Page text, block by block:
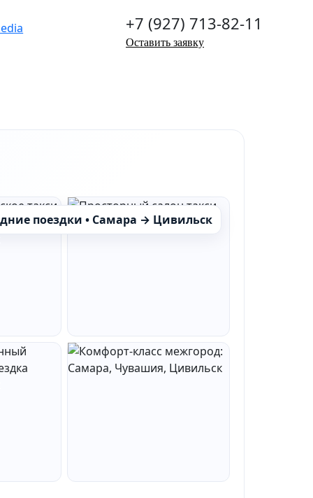
+7 (927) 713-82-11
Оставить заявку
поездки • Самара → Цивильск